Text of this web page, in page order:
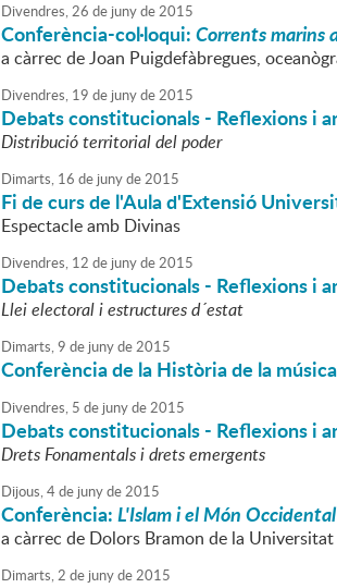
Divendres,26 de junyde2015
Conferència-col·loqui:Corrents marins
a càrrec de Joan Puigdefàbregues,
Divendres, 19 de junyde2015
Debats constitucionals - Reflexions i
Distribució territorial del poder
Dimarts, 16 de junyde2015
Fi de curs de l'Aula d'Extensió
Espectacle amb Divinas
Divendres, 12 de junyde2015
Debats constitucionals - Reflexions i
Llei electoral i estructures d´estat
Dimarts,9 de junyde2015
Conferència de la Història de la
Divendres, 5 de junyde2015
Debats constitucionals - Reflexions i
Drets Fonamentals i drets emergents
Dijous,4de junyde2015
Conferència:L'Islam i el Món
a càrrec de Dolors Bramon de la
Dimarts,2 de junyde2015